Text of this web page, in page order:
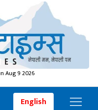
Aug 9 2026
English